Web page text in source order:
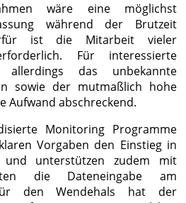
wäre eine möglichst
während der Brutzeit
ist die Mitarbeit vieler
Für interessierte
allerdings das unbekannte
sowie der mutmaßlich hohe
Aufwand abschreckend.
Monitoring Programme
Vorgaben den Einstieg in
und unterstützen zudem mit
die Dateneingabe am
den Wendehals hat der